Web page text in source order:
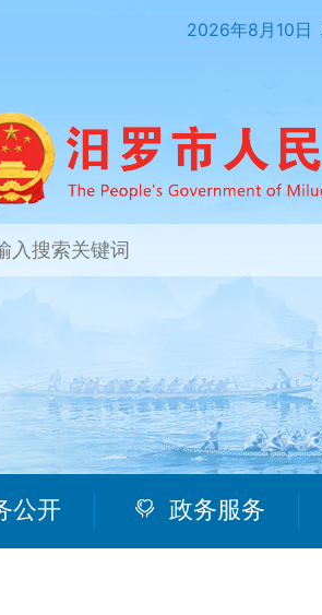
2026年8月10日
公开 政务服务